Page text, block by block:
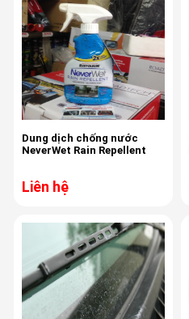
Dung dịch chống nước
NeverWet Rain Repellent
Liên hệ